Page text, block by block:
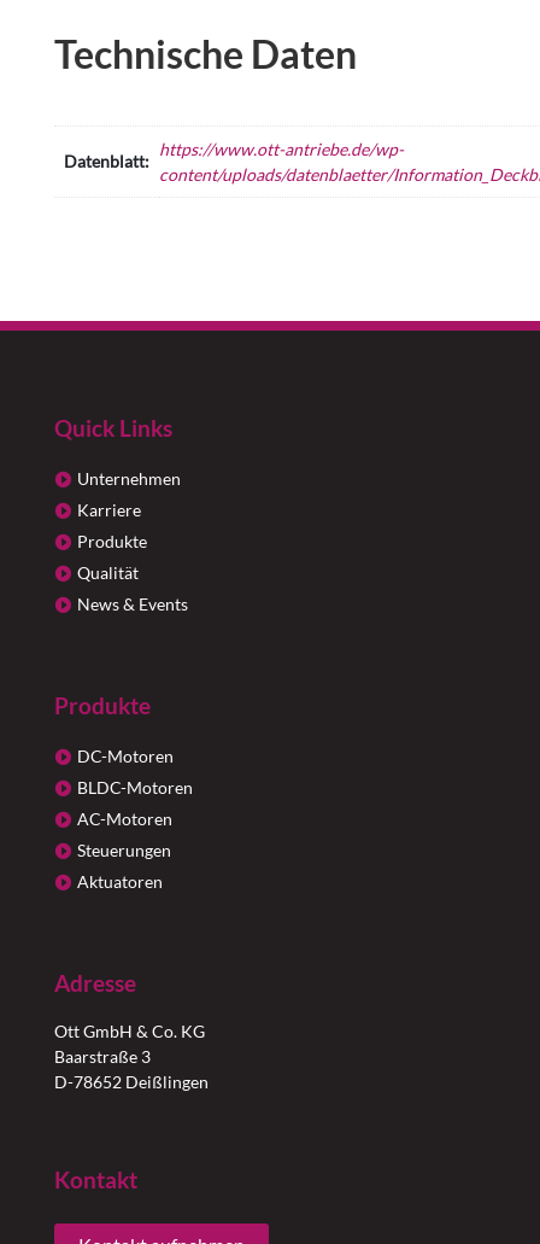
Technische Daten
Datenblatt:
https://www.ott-antriebe.de/wp-
content/uploads/datenblaetter/
Quick Links
Unternehmen
Karriere
Produkte
Qualität
News & Events
Produkte
DC-Motoren
BLDC-Motoren
AC-Motoren
Steuerungen
Aktuatoren
Adresse
Ott GmbH & Co. KG
Baarstraße 3
D-78652 Deißlingen
Kontakt